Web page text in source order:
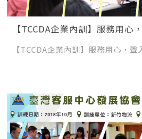
【TCCDA企業內訓】服務用心
【TCCDA企業內訓】服務用心，聲